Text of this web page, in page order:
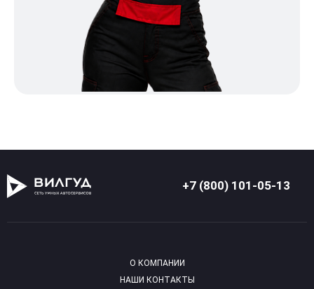
+7 (800) 101-05-13
О КОМПАНИИ
НАШИ КОНТАКТЫ